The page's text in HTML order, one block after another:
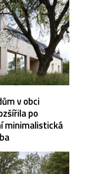
v obci
po
minimalistická